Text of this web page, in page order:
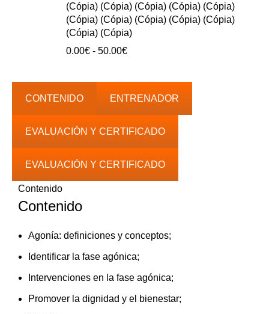
(Cópia) (Cópia) (Cópia) (Cópia) (Cópia)
(Cópia) (Cópia) (Cópia) (Cópia) (Cópia)
(Cópia) (Cópia)
0.00€ - 50.00€Rango
hasta
50.00€
CONTENIDO ENTRENADOR
EVALUACIÓN Y CERTIFICADO
EVALUACIÓN Y CERTIFICADO
Contenido
Contenido
Agonía: definiciones y conceptos;
Identificar la fase agónica;
Intervenciones en la fase agónica;
Promover la dignidad y el bienestar;